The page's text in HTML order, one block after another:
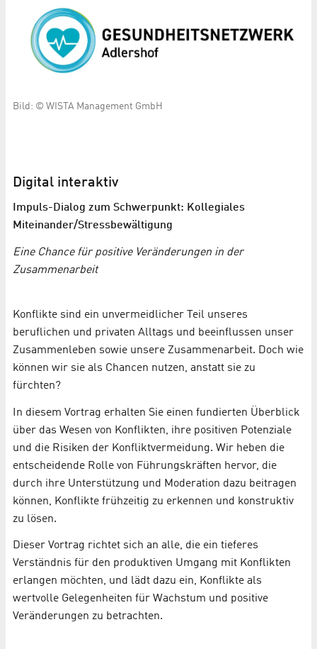
Bild: © WISTA Management GmbH
Digital interaktiv
Impuls-Dialog zum Schwerpunkt: Kollegiales
Miteinander/Stressbewältigung
Eine Chance für positive Veränderungen in der
Zusammenarbeit
Konflikte sind ein unvermeidlicher Teil unseres
beruflichen und privaten Alltags und beeinflussen unser
Zusammenleben sowie unsere Zusammenarbeit. Doch wie
können wir sie als Chancen nutzen, anstatt sie zu
fürchten?
In diesem Vortrag erhalten Sie einen fundierten Überblick
über das Wesen von Konflikten, ihre positiven Potenziale
und die Risiken der Konfliktvermeidung. Wir heben die
entscheidende Rolle von Führungskräften hervor, die
durch ihre Unterstützung und Moderation dazu beitragen
können, Konflikte frühzeitig zu erkennen und konstruktiv
zu lösen.
Dieser Vortrag richtet sich an alle, die ein tieferes
Verständnis für den produktiven Umgang mit Konflikten
erlangen möchten, und lädt dazu ein, Konflikte als
wertvolle Gelegenheiten für Wachstum und positive
Veränderungen zu betrachten.